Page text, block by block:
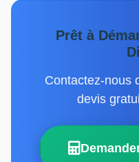
Prêt à
Contactez-nous
devis